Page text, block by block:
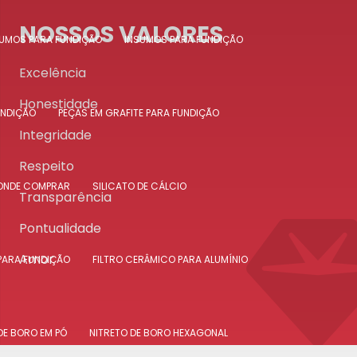
PARA FUNDIÇÃO INSUMOS PARA FUNDIÇÃO
PEÇAS EM GRAFITE PARA FUNDIÇÃO
COMPRAR SILICATO DE CÁLCIO
FUNDIÇÃO FILTRO CERÂMICO PARA ALUMÍNIO
BORO EM PÓ NITRETO DE BORO HEXAGONAL
NOSSOS VALORES
Excelência
Honestidade
Integridade
Respeito
Transparência
Pontualidade
Amor